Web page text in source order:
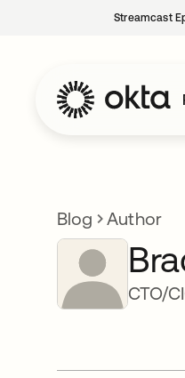
Streamcast
Blog Author
CTO/